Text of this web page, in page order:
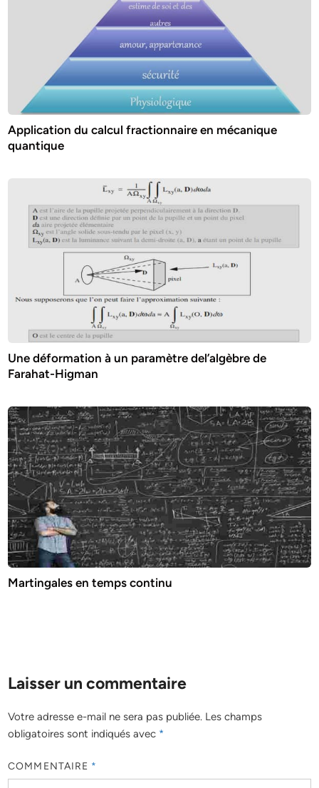
Application du calcul fractionnaire en mécanique
quantique
Une déformation à un paramètre del’algèbre de
Farahat-Higman
Martingales en temps continu
Laisser un commentaire
Votre adresse e-mail ne sera pas publiée. Les champs
obligatoires sont indiqués avec *
COMMENTAIRE *